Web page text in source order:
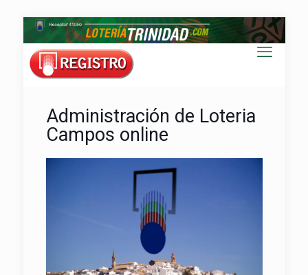
Administración de Loteria
Campos online